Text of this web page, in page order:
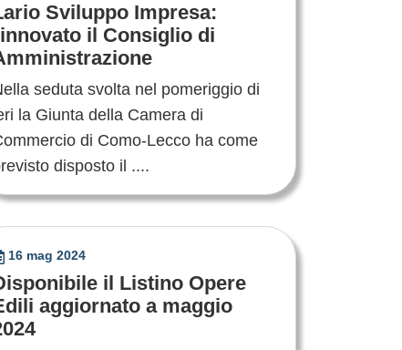
Sviluppo Impresa:
il Consiglio di
seduta svolta nel pomeriggio di
la Giunta della Camera di
di Como-Lecco ha come
disposto il ....
16 mag 2024
il Listino Opere
aggiornato a maggio